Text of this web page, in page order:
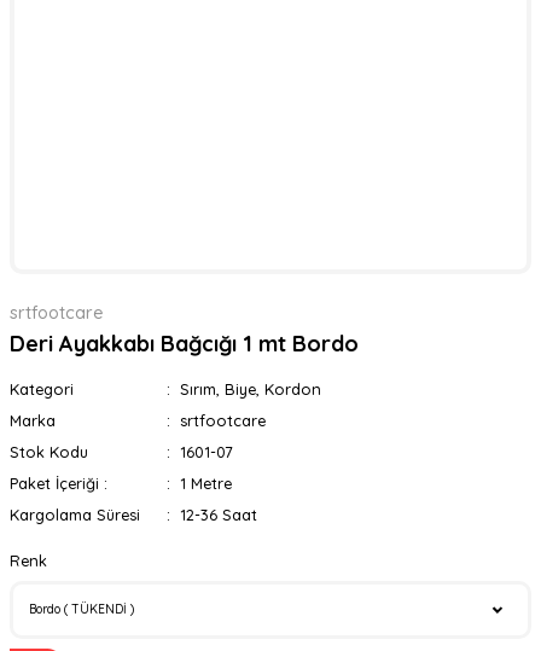
srtfootcare
Deri Ayakkabı Bağcığı 1 mt Bordo
Kategori
Sırım, Biye, Kordon
Marka
srtfootcare
Stok Kodu
1601-07
Paket İçeriği :
1 Metre
Kargolama Süresi
12-36 Saat
Renk